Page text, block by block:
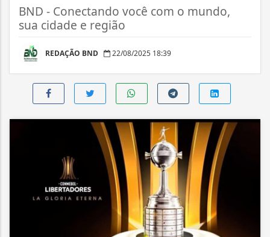
BND - Conectando você com o mundo,
sua cidade e região
REDAÇÃO BND 22/08/2025 18:39